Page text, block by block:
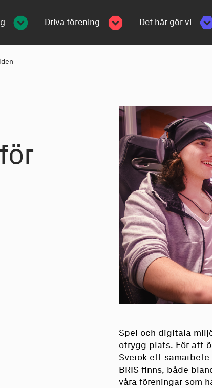
Driva förening Det här gör vi
Spel och digitala
otrygg plats. För att
Sverok ett
BRIS finns, både
våra föreningar som